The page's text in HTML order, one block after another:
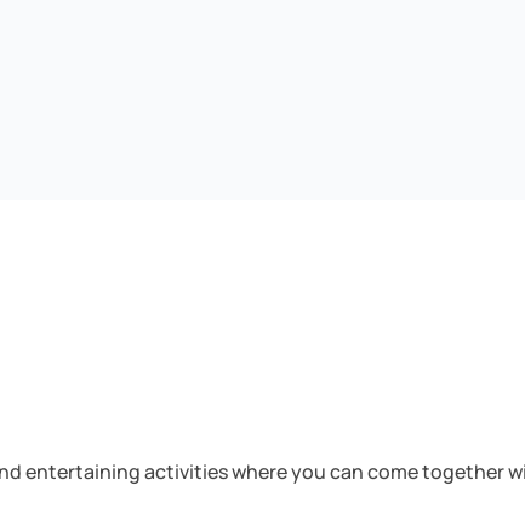
entertaining activities where you can come together